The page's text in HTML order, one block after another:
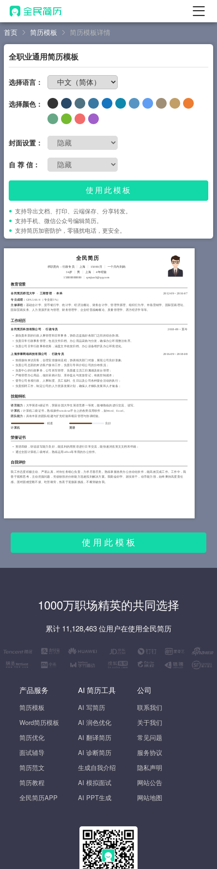
首页
AI 简历工具
AI 优化简历
AI 翻译简历
AI 诊断简历
AI 模拟面试
面试自我介绍
简历教程
登录 / 注册
首页 简历模板 简历模板详情
全职业通用简历模板
选择语言：
选择颜色：
封面设置：
自 荐 信：
使用此模板
支持导出文档、打印、云端保存、分享转发。
支持手机、微信公众号编辑简历。
支持简历加密防护，零骚扰电话，更安全。
全民简历
求职意向：行政专员 上海 15000/月 一个月内到岗
34岁 男 上海 4年经验
15888888880 qmjianli@qq.com
教育背景
全民简历师范大学 - 工商管理 - 本科 2012-09~ 2016-07
专业成绩： GPA 3.66/4 （专业前5%）
主修课程： 基础会计学、货币银行学、统计学、经济法概论、财务会计学、管理学原理、组织行为学、市场营销学、国际贸易理论、
国际贸易实务、人力资源开发与管理、财务管理学、企业经营战略概论、质量管理学、西方经济学等等。
工作经历
全民简历科技有限公司 - 行政专员 2018-09 ~ 至今
拥负责本部的行政人事管理和日常事务，协助总监搞好各部门之间的综合协调。
负责日常行政事务管理，包括文件归档、办公用品采购与分发，确保办公环境整洁有序。
负责公司日常行政事务统筹，涵盖文件收发归档、办公设备维护及办公环境优化。
上海斧掌网络科技有限公司 - 行政专员 2016-09~ 2018-08
热情接待来访宾客，合理安排接待流程，协调相关部门对接，展现公司良好形象;
负责公司总部的来访客户接待工作，负责引导和介绍公司的分布情况；
负责中心的行政事务，公司班车管理、负责建立员工归属感及前台管理；
严格管理办公用品，做好采购计划、库存盘点与发放登记，有效控制成本；
督导公司各项行政、人事制度、员工福利、生日以及公司各种宴会活动的执行；
负责招聘工作，制定公司的人力资源发展计划，确保人才梯队发展和人才储备；
技能特长
语言能力： 大学英语6级证书，荣获全国大学生英语竞赛一等奖，能够熟练的进行交流、读写。
计算机：计算机二级证书，熟练操作windows平台上的各类应用软件，如Word、Excel。
团队能力： 具有丰富的团队组建与扩充经验和项目管理与协调经验。
计算机
精通
英语
良好
荣誉证书
英语四级，听说读写能力良好，能流利的用英语进行日常交流，能快速浏览英文文档和书籍；
通过全国计算机二级考试，熟练运用office等常用的办公软件。
自我评价
我工作态度积极主动、严谨认真，对待任务细心负责，力求尽善尽美。熟练掌握各类办公自动化软件，能高效完成工作。工作中，我
善于观察思考，主动挖掘问题，凭借较强的分析能力迅速找到解决方案。我勤奋好学、踏实肯干，动手能力强，始终秉持高度责任
感。面对困难坚毅不拔、吃苦耐劳，热衷于迎接新挑战，不断突破自我。
使 用 此 模 板
1000万职场精英的共同选择
累计 11,128,463 位用户在使用全民简历
产品服务
简历模板
Word简历模板
简历优化
面试辅导
简历范文
简历教程
全民简历APP
AI 简历工具
AI 写简历
AI 润色优化
AI 翻译简历
AI 诊断简历
生成自我介绍
AI 模拟面试
AI PPT生成
公司
联系我们
关于我们
常见问题
服务协议
隐私声明
网站公告
网站地图